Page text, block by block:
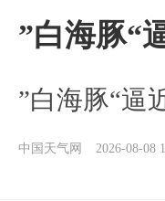
”白海豚“
​”白海豚“逼
中国天气网 2026-08-08